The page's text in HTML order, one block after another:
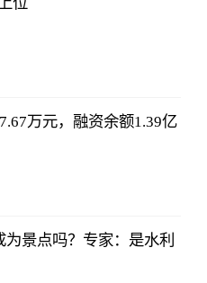
万元，融资余额1.39亿
景点吗？专家：是水利